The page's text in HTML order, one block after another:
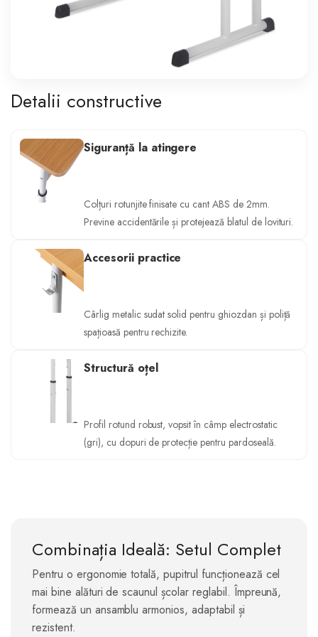
Detalii constructive
Siguranță la atingere
Colțuri rotunjite finisate cu cant ABS de 2mm.
Previne accidentările și protejează blatul de lovituri.
Accesorii practice
Cârlig metalic sudat solid pentru ghiozdan și poliță
spațioasă pentru rechizite.
Structură oțel
Profil rotund robust, vopsit în câmp electrostatic
(gri), cu dopuri de protecție pentru pardoseală.
Combinația Ideală: Setul Complet
Pentru o ergonomie totală, pupitrul funcționează cel
mai bine alături de scaunul școlar reglabil. Împreună,
formează un ansamblu armonios, adaptabil și
rezistent.